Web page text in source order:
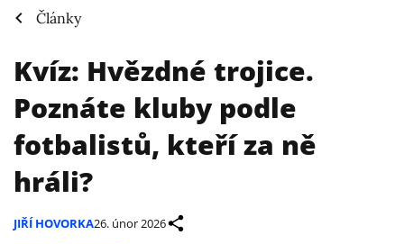
Články
Kvíz: Hvězdné trojice.
Poznáte kluby podle
fotbalistů, kteří za ně
hráli?
JIŘÍ HOVORKA26. únor 2026